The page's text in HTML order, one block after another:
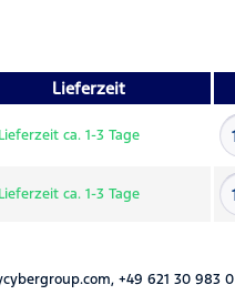
Lieferzeit
Lieferzeit ca. 1-3 Tage
Lieferzeit ca. 1-3 Tage
+49 621 30 983 0